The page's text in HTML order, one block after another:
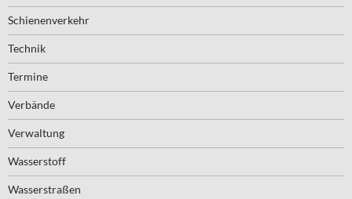
Schienenverkehr
Technik
Termine
Verbände
Verwaltung
Wasserstoff
Wasserstraßen